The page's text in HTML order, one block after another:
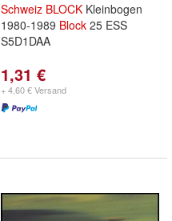
Schweiz BLOCK Kleinbogen
1980-1989 Block 25 ESS
S5D1DAA
1,31 €
+ 4,60 € Versand